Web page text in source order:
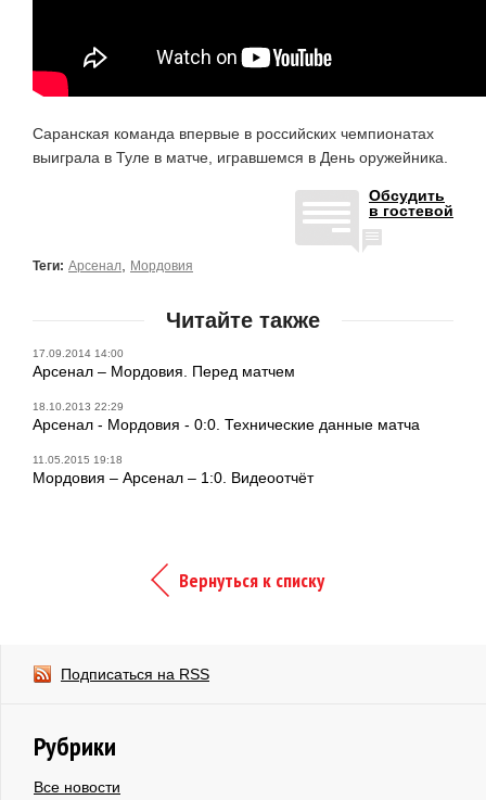
Саранская команда впервые в российских чемпионатах
выиграла в Туле в матче, игравшемся в День оружейника.
Обсудить
в гостевой
Теги: Арсенал Мордовия
Читайте также
17.09.2014 14:00
Арсенал – Мордовия. Перед матчем
18.10.2013 22:29
Арсенал - Мордовия - 0:0. Технические данные матча
11.05.2015 19:18
Мордовия – Арсенал – 1:0. Видеоотчёт
Вернуться к списку
Подписаться на RSS
Рубрики
Все новости